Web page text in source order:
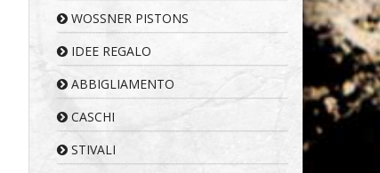
WOSSNER PISTONS
IDEE REGALO
ABBIGLIAMENTO
CASCHI
STIVALI